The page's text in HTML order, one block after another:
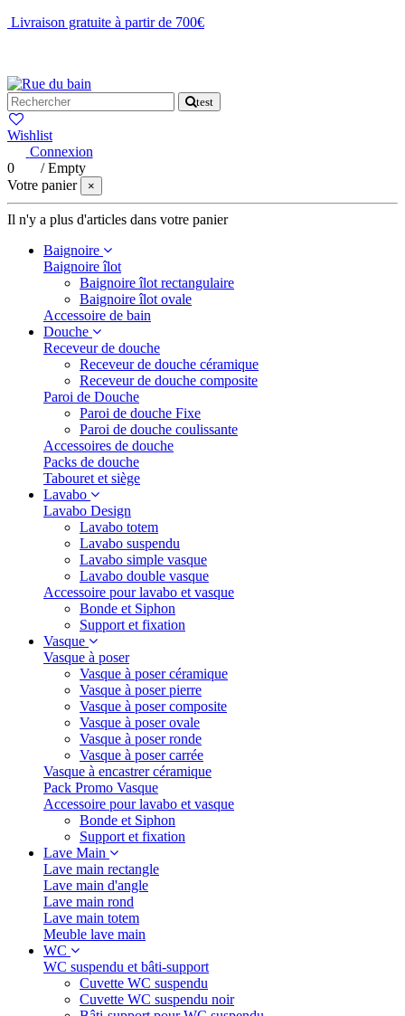
Livraison gratuite à partir de 700€
test
Wishlist
Connexion
0
/Empty
Votre panier
×
Il n'y a plus d'articles dans votre panier
Baignoire
Baignoire îlot
Baignoire îlot rectangulaire
Baignoire îlot ovale
Accessoire de bain
Douche
Receveur de douche
Receveur de douche céramique
Receveur de douche composite
Paroi de Douche
Paroi de douche Fixe
Paroi de douche coulissante
Accessoires de douche
Packs de douche
Tabouret et siège
Lavabo
Lavabo Design
Lavabo totem
Lavabo suspendu
Lavabo simple vasque
Lavabo double vasque
Accessoire pour lavabo et vasque
Bonde et Siphon
Support et fixation
Vasque
Vasque à poser
Vasque à poser céramique
Vasque à poser pierre
Vasque à poser composite
Vasque à poser ovale
Vasque à poser ronde
Vasque à poser carrée
Vasque à encastrer céramique
Pack Promo Vasque
Accessoire pour lavabo et vasque
Bonde et Siphon
Support et fixation
Lave Main
Lave main rectangle
Lave main d'angle
Lave main rond
Lave main totem
Meuble lave main
WC
WC suspendu et bâti-support
Cuvette WC suspendu
Cuvette WC suspendu noir